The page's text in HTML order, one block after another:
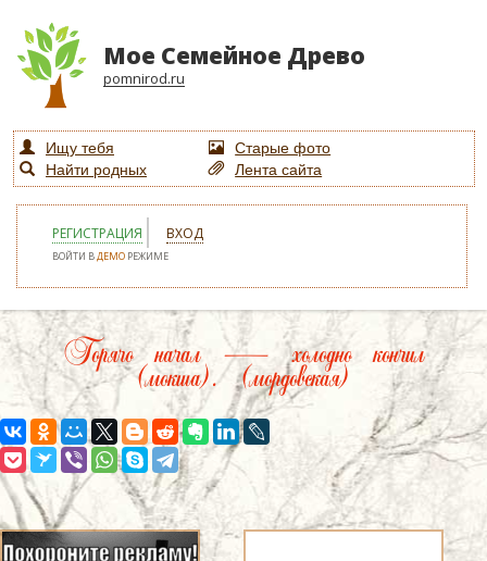
Мое Семейное Древо
pomnirod.ru
Ищу тебя
Старые фото
Найти родных
Лента сайта
РЕГИСТРАЦИЯ ВХОД
ВОЙТИ ВДЕМО РЕЖИМЕ
Горячо начал — холодно кончил
(мокша). (мордовская)